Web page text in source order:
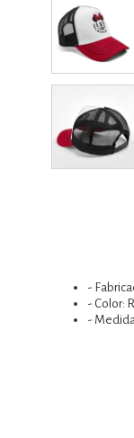
-
- Color:
-